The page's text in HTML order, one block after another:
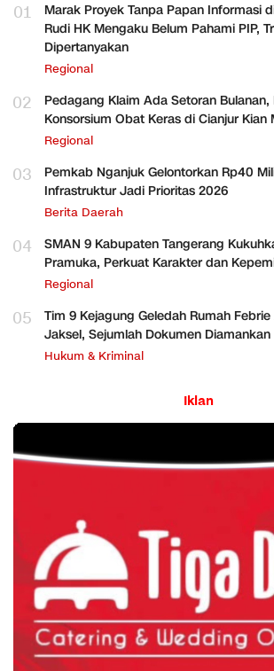
01
Marak Proyek Tanpa Papan Informasi
Rudi HK Mengaku Belum Pahami PIP,
Dipertanyakan
Regional
02
Pedagang Klaim Ada Setoran Bulanan,
Konsorsium Obat Keras di Cianjur Kian
Regional
03
Pemkab Nganjuk Gelontorkan Rp40
Infrastruktur Jadi Prioritas 2026
Berita Daerah
04
SMAN 9 Kabupaten Tangerang
Pramuka, Perkuat Karakter dan
Regional
05
Tim 9 Kejagung Geledah Rumah
Jaksel, Sejumlah Dokumen Diamankan
Hukum & Kriminal
Iklan